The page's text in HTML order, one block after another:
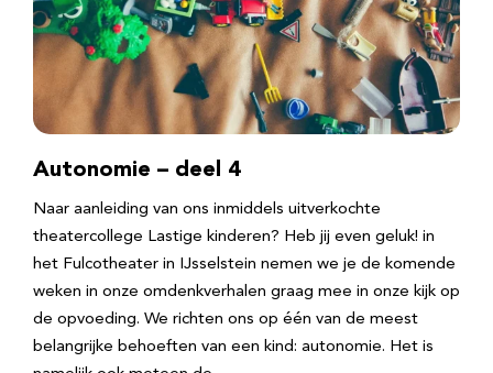
Autonomie – deel 4
Naar aanleiding van ons inmiddels uitverkochte
theatercollege Lastige kinderen? Heb jij even geluk! in
het Fulcotheater in IJsselstein nemen we je de komende
weken in onze omdenkverhalen graag mee in onze kijk op
de opvoeding. We richten ons op één van de meest
belangrijke behoeften van een kind: autonomie. Het is